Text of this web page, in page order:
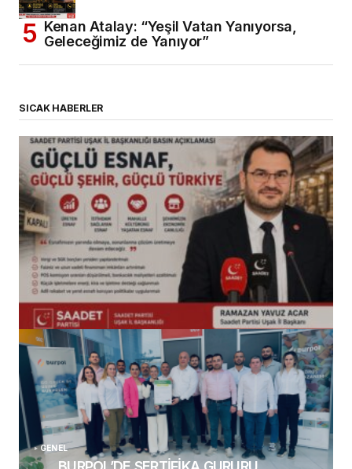
Kenan Atalay: “Yeşil Vatan Yanıyorsa,
Geleceğimiz de Yanıyor”
SICAK HABERLER
(başlıksız)
Alaattin Karahan tarafından 14/07/2026
GENEL